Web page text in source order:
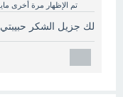
تم الإظهار مرة أخرى مايو 14،
لك جزيل الشكر